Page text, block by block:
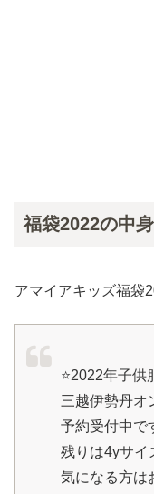
福袋2022の中
アマイアキッズ福袋
⭐️2022年子供
三越伊勢丹オ
予約受付中で
残りは4yサイ
気になる方は